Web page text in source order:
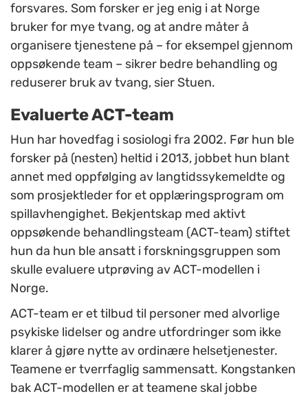
forsvares. Som forsker er jeg enig i at Norge
bruker for mye tvang, og at andre måter å
organisere tjenestene på – for eksempel gjennom
oppsøkende team – sikrer bedre behandling og
reduserer bruk av tvang, sier Stuen.
Evaluerte ACT-team
Hun har hovedfag i sosiologi fra 2002. Før hun ble
forsker på (nesten) heltid i 2013, jobbet hun blant
annet med oppfølging av langtidssykemeldte og
som prosjektleder for et opplæringsprogram om
spillavhengighet. Bekjentskap med aktivt
oppsøkende behandlingsteam (ACT-team) stiftet
hun da hun ble ansatt i forskningsgruppen som
skulle evaluere utprøving av ACT-modellen i
Norge.
ACT-team er et tilbud til personer med alvorlige
psykiske lidelser og andre utfordringer som ikke
klarer å gjøre nytte av ordinære helsetjenester.
Teamene er tverrfaglig sammensatt. Kongstanken
bak ACT-modellen er at teamene skal jobbe